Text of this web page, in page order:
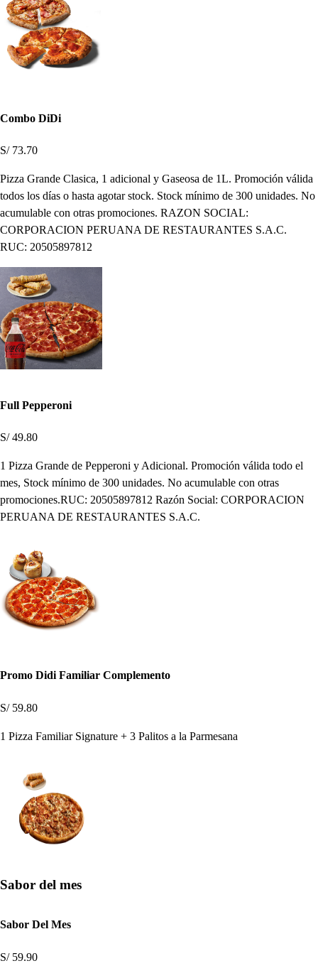
Combo DiDi
S/ 73.70
Pizza Grande Clasica, 1 adicional y Gaseosa de 1L. Promoción válida
todos los días o hasta agotar stock. Stock mínimo de 300 unidades. No
acumulable con otras promociones. RAZON SOCIAL:
CORPORACION PERUANA DE RESTAURANTES S.A.C.
RUC: 20505897812
Full Pepperoni
S/ 49.80
1 Pizza Grande de Pepperoni y Adicional. Promoción válida todo el
mes, Stock mínimo de 300 unidades. No acumulable con otras
promociones.RUC: 20505897812 Razón Social: CORPORACION
PERUANA DE RESTAURANTES S.A.C.
Promo Didi Familiar Complemento
S/ 59.80
1 Pizza Familiar Signature + 3 Palitos a la Parmesana
Sabor del mes
Sabor Del Mes
S/ 59.90